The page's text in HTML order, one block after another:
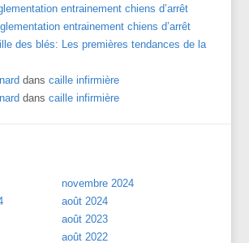
entrainement chiens d’arrêt
entrainement chiens d’arrêt
des blés: Les premières tendances de la
danscaille infirmière
danscaille infirmière
novembre 2024
août 2024
août 2023
août 2022